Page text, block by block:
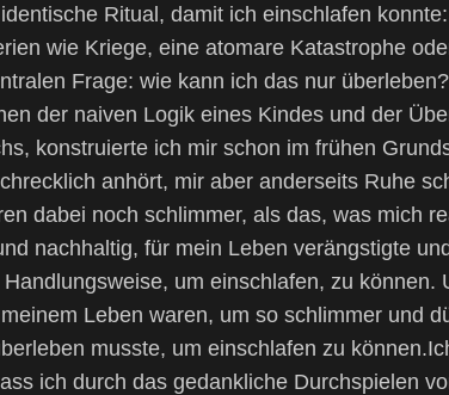
Ritual, damit ich einschlafen
wie Kriege, eine atomare Katastrophe
Frage: wie kann ich das nur
der naiven Logik eines Kindes und der
konstruierte ich mir schon im frühen
anhört, mir aber anderseits Ruhe
dabei noch schlimmer, als das, was mich
nachhaltig, für mein Leben verängstigte
um einschlafen, zu können.
Leben waren, um so schlimmer und
musste, um einschlafen zu
ich durch das gedankliche Durchspielen